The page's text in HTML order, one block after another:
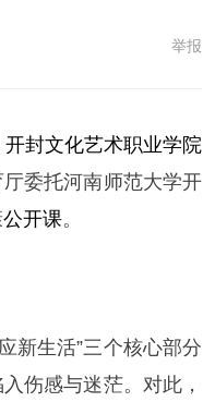
举报
开封文化艺术职业学院
委托河南师范大学开
公开课。
新生活”三个核心部分
伤感与迷茫。对此，